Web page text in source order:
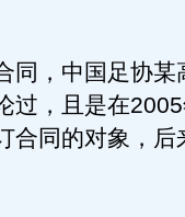
，中国足协某
过，且是在
合同的对象，后